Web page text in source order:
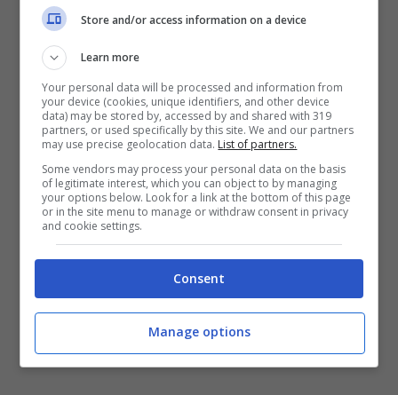
La Juventus ha messo gli occhi su Jebbison (ANSA)
Store and/or access information on a device
Learn more
Your personal data will be processed and information from
your device (cookies, unique identifiers, and other device
data) may be stored by, accessed by and shared with 319
partners, or used specifically by this site. We and our partners
may use precise geolocation data. List of partners.
Some vendors may process your personal data on the basis
of legitimate interest, which you can object to by managing
your options below. Look for a link at the bottom of this page
or in the site menu to manage or withdraw consent in privacy
and cookie settings.
Consent
Manage options